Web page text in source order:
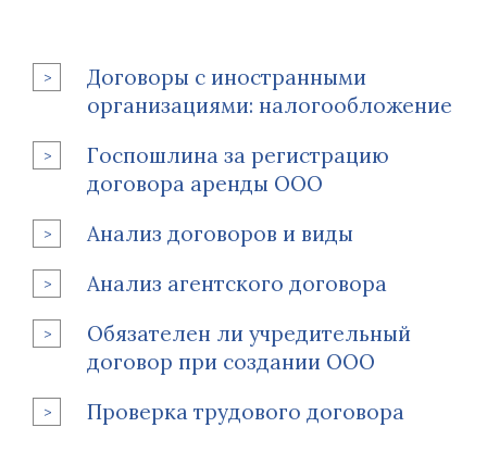
Договоры с иностранными
организациями: налогообложение
Госпошлина за регистрацию
договора аренды ООО
Анализ договоров и виды
Анализ агентского договора
Обязателен ли учредительный
договор при создании ООО
Проверка трудового договора